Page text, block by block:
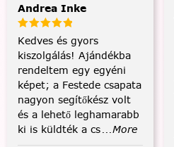
Andrea Inke
Kedves és gyors
kiszolgálás! Ajándékba
rendeltem egy egyéni
képet; a Festede csapata
nagyon segítőkész volt
és a lehető leghamarabb
ki is küldték a cs...More